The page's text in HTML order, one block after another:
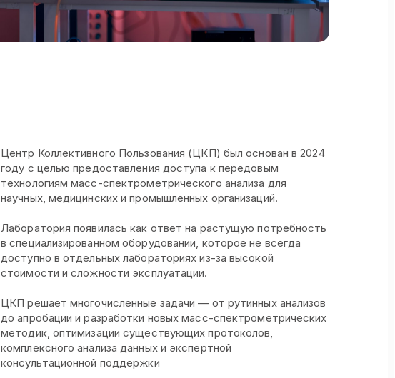
Центр Коллективного Пользования (ЦКП) был основан в 2024
году с целью предоставления доступа к передовым
технологиям масс-спектрометрического анализа для
научных, медицинских и промышленных организаций.
Лаборатория появилась как ответ на растущую потребность
в специализированном оборудовании, которое не всегда
доступно в отдельных лабораториях из-за высокой
стоимости и сложности эксплуатации.
ЦКП решает многочисленные задачи — от рутинных анализов
до апробации и разработки новых масс-спектрометрических
методик, оптимизации существующих протоколов,
комплексного анализа данных и экспертной
консультационной поддержки